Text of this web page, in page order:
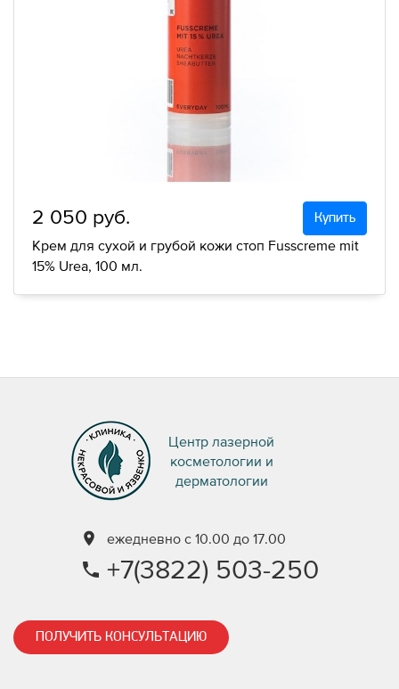
2 050 руб. Купить
Крем для сухой и грубой кожи стоп Fusscreme mit
15% Urea, 100 мл.
Центр лазерной
косметологии и
дерматологии
ежедневно с 10.00 до 17.00
+7(3822) 503-250
ПОЛУЧИТЬ КОНСУЛЬТАЦИЮ